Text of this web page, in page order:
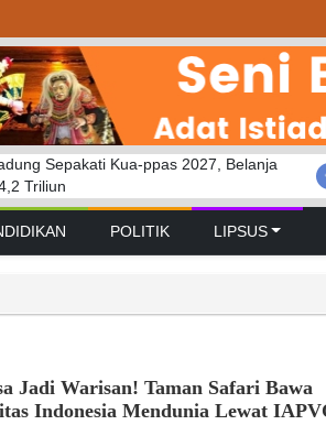
Sepakati Kua-ppas 2027, Belanja
Triliun
RAPAT PARIPURNA MASA
TAHUN SIDANG 2026 – 2027
Savana Bromo Hadapi Sejumlah
POLITIK LIPSUS
Jadi Warisan! Taman Safari Bawa
Indonesia Mendunia Lewat